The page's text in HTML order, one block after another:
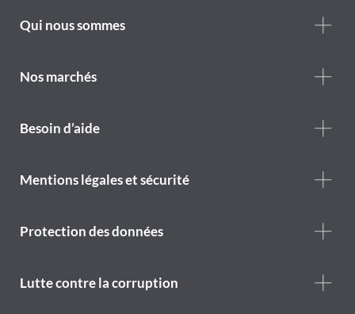
Footer
are
Qui nous sommes
Nos marchés
Footer
Besoin d’aide
Footer
Mentions légales et sécurité
Protection des données
Lutte contre la corruption